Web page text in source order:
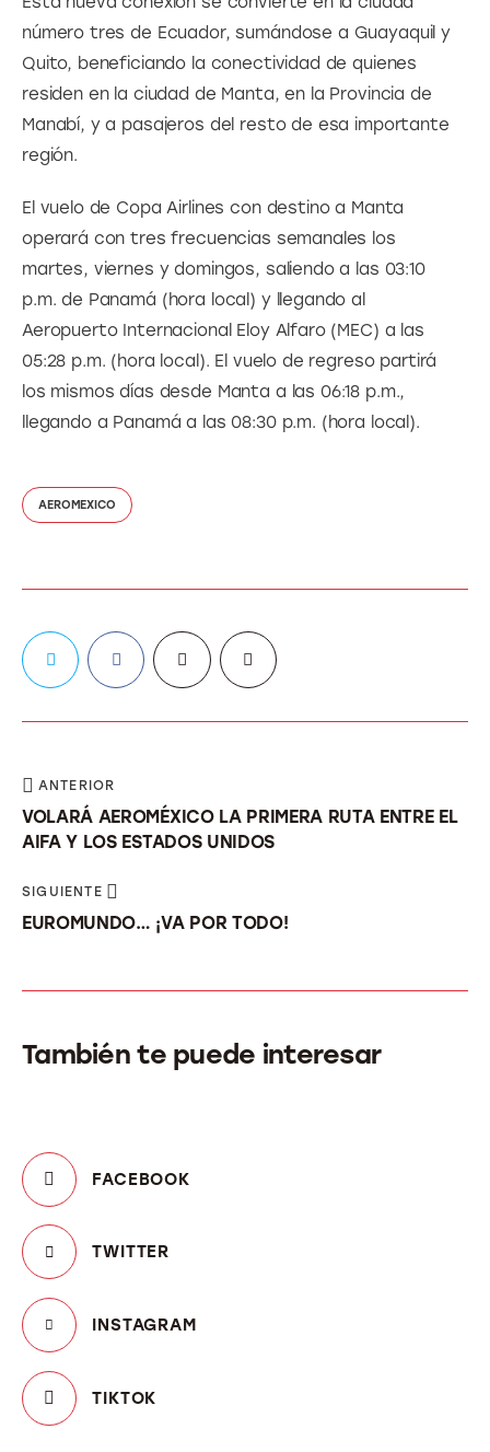
número tres de Ecuador, sumándose a Guayaquil y
Quito, beneficiando la conectividad de quienes
residen en la ciudad de Manta, en la Provincia de
Manabí, y a pasajeros del resto de esa importante
región.
El vuelo de Copa Airlines con destino a Manta
operará con tres frecuencias semanales los
martes, viernes y domingos, saliendo a las 03:10
p.m. de Panamá (hora local) y llegando al
Aeropuerto Internacional Eloy Alfaro (MEC) a las
05:28 p.m. (hora local). El vuelo de regreso partirá
los mismos días desde Manta a las 06:18 p.m.,
llegando a Panamá a las 08:30 p.m. (hora local).
AEROMEXICO
ANTERIOR
VOLARÁ AEROMÉXICO LA PRIMERA RUTA ENTRE EL
AIFA Y LOS ESTADOS UNIDOS
SIGUIENTE
EUROMUNDO… ¡VA POR TODO!
También te puede interesar
FACEBOOK
TWITTER
INSTAGRAM
TIKTOK